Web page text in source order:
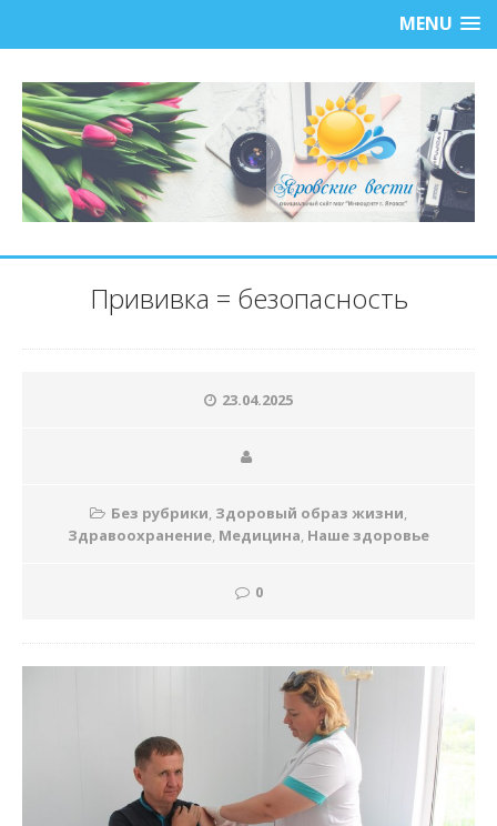
MENU
Прививка = безопасность
23.04.2025
Без рубрики, Здоровый образ жизни,
Здравоохранение, Медицина, Наше здоровье
0